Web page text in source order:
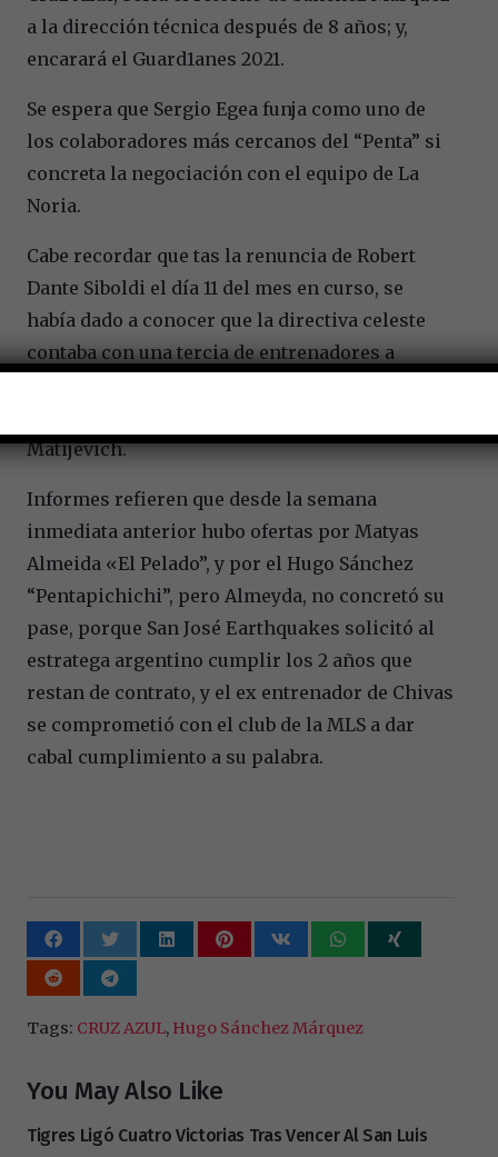
a la dirección técnica después de 8 años; y,
encarará el Guard1anes 2021.
Se espera que Sergio Egea funja como uno de
los colaboradores más cercanos del “Penta” si
concreta la negociación con el equipo de La
Noria.
Cabe recordar que tas la renuncia de Robert
Dante Siboldi el día 11 del mes en curso, se
había dado a conocer que la directiva celeste
contaba con una tercia de entrenadores a
Matijevich.
Informes refieren que desde la semana
inmediata anterior hubo ofertas por Matyas
Almeida «El Pelado”, y por el Hugo Sánchez
“Pentapichichi”, pero Almeyda, no concretó su
pase, porque San José Earthquakes solicitó al
estratega argentino cumplir los 2 años que
restan de contrato, y el ex entrenador de Chivas
se comprometió con el club de la MLS a dar
cabal cumplimiento a su palabra.
Tags: CRUZ AZUL, Hugo Sánchez Márquez
You May Also Like
Tigres Ligó Cuatro Victorias Tras Vencer Al San Luis